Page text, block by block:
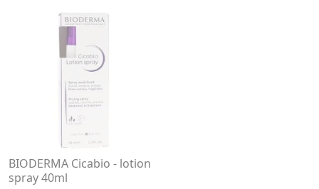
BIODERMA Cicabio - lotion
spray 40ml